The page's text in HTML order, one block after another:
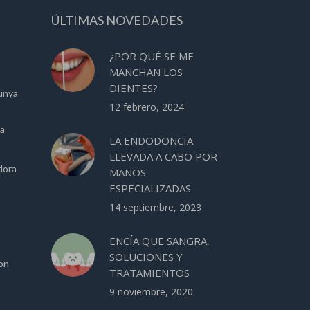
ÚLTIMAS NOVEDADES
¿POR QUÉ SE ME
MANCHAN LOS
DIENTES?
12 febrero, 2024
LA ENDODONCIA
LLEVADA A CABO POR
MANOS
ESPECIALIZADAS
14 septiembre, 2023
ENCÍA QUE SANGRA,
SOLUCIONES Y
TRATAMIENTOS
9 noviembre, 2020